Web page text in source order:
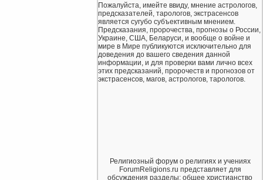
Пожалуйста, имейте ввиду, мнение астрологов,
предсказателей, тарологов, экстрасенсов
является сугубо субъективным мнением.
Предсказания, пророчества, прогнозы о России,
Украине, США, Беларуси, и вообще о войне и
мире в Мире публикуются исключительно для
доведения до вашего сведения данной
информации, и для проверки вами лично всех
этих предсказаний, пророчеств и прогнозов от
экстрасенсов, магов, астрологов, тарологов.
Религиозный форум о религиях и учениях
ForumReligions.ru представляет для
обсуждения разделы: общее христианство